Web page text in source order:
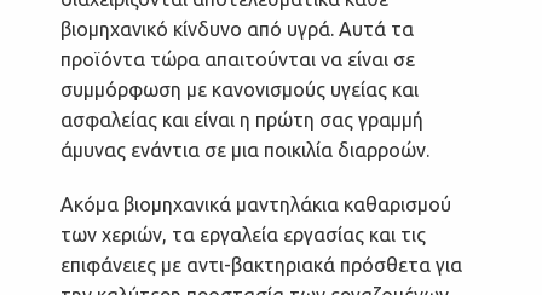
βιομηχανικό κίνδυνο από υγρά. Αυτά τα
προϊόντα τώρα απαιτούνται να είναι σε
συμμόρφωση με κανονισμούς υγείας και
ασφαλείας και είναι η πρώτη σας γραμμή
άμυνας ενάντια σε μια ποικιλία διαρροών.
Ακόμα βιομηχανικά μαντηλάκια καθαρισμού
των χεριών, τα εργαλεία εργασίας και τις
επιφάνειες με αντι-βακτηριακά πρόσθετα για